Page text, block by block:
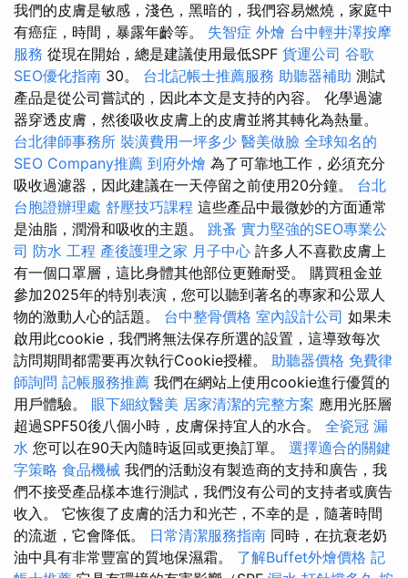
我們的皮膚是敏感，淺色，黑暗的，我們容易燃燒，家庭中
有癌症，時間，暴露年齡等。 失智症 外燴 台中輕井澤按摩
服務 從現在開始，總是建議使用最低SPF 貨運公司 谷歌
SEO優化指南 30。 台北記帳士推薦服務 助聽器補助 測試
產品是從公司嘗試的，因此本文是支持的內容。 化學過濾
器穿透皮膚，然後吸收皮膚上的皮膚並將其轉化為熱量。
台北律師事務所 裝潢費用一坪多少 醫美做臉 全球知名的
SEO Company推薦 到府外燴 為了可靠地工作，必須充分
吸收過濾器，因此建議在一天停留之前使用20分鐘。 台北
台胞證辦理處 舒壓技巧課程 這些產品中最微妙的方面通常
是油脂，潤滑和吸收的主題。 跳蚤 實力堅強的SEO專業公
司 防水 工程 產後護理之家 月子中心 許多人不喜歡皮膚上
有一個口罩層，這比身體其他部位更難耐受。 購買租金並
參加2025年的特別表演，您可以聽到著名的專家和公眾人
物的激動人心的話題。 台中整骨價格 室內設計公司 如果未
啟用此cookie，我們將無法保存所選的設置，這導致每次
訪問期間都需要再次執行Cookie授權。 助聽器價格 免費律
師詢問 記帳服務推薦 我們在網站上使用cookie進行優質的
用戶體驗。 眼下細紋醫美 居家清潔的完整方案 應用光胚層
超過SPF50後八個小時，皮膚保持宜人的水合。 全瓷冠 漏
水 您可以在90天內隨時返回或更換訂單。 選擇適合的關鍵
字策略 食品機械 我們的活動沒有製造商的支持和廣告，我
們不接受產品樣本進行測試，我們沒有公司的支持者或廣告
收入。 它恢復了皮膚的活力和光芒，不幸的是，隨著時間
的流逝，它會降低。 日常清潔服務指南 同時，在抗衰老奶
油中具有非常豐富的質地保濕霜。 了解Buffet外燴價格 記